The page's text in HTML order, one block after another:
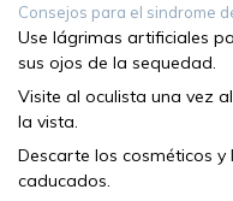
Consejos para el sindrome
Use lágrimas artificiales
sus ojos de la sequedad.
Visite al oculista una vez
la vista.
Descarte los cosméticos
caducados.